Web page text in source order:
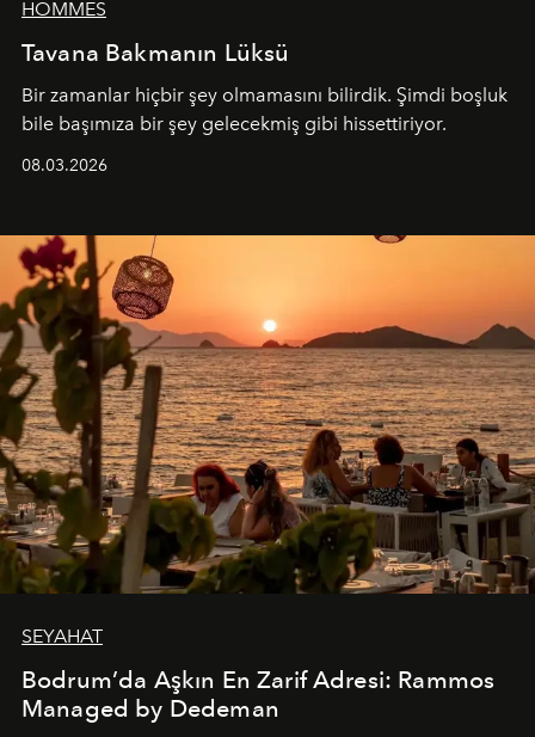
HOMMES
Tavana Bakmanın Lüksü
Bir zamanlar hiçbir şey olmamasını bilirdik. Şimdi boşluk
bile başımıza bir şey gelecekmiş gibi hissettiriyor.
08.03.2026
SEYAHAT
Bodrum’da Aşkın En Zarif Adresi: Rammos
Managed by Dedeman